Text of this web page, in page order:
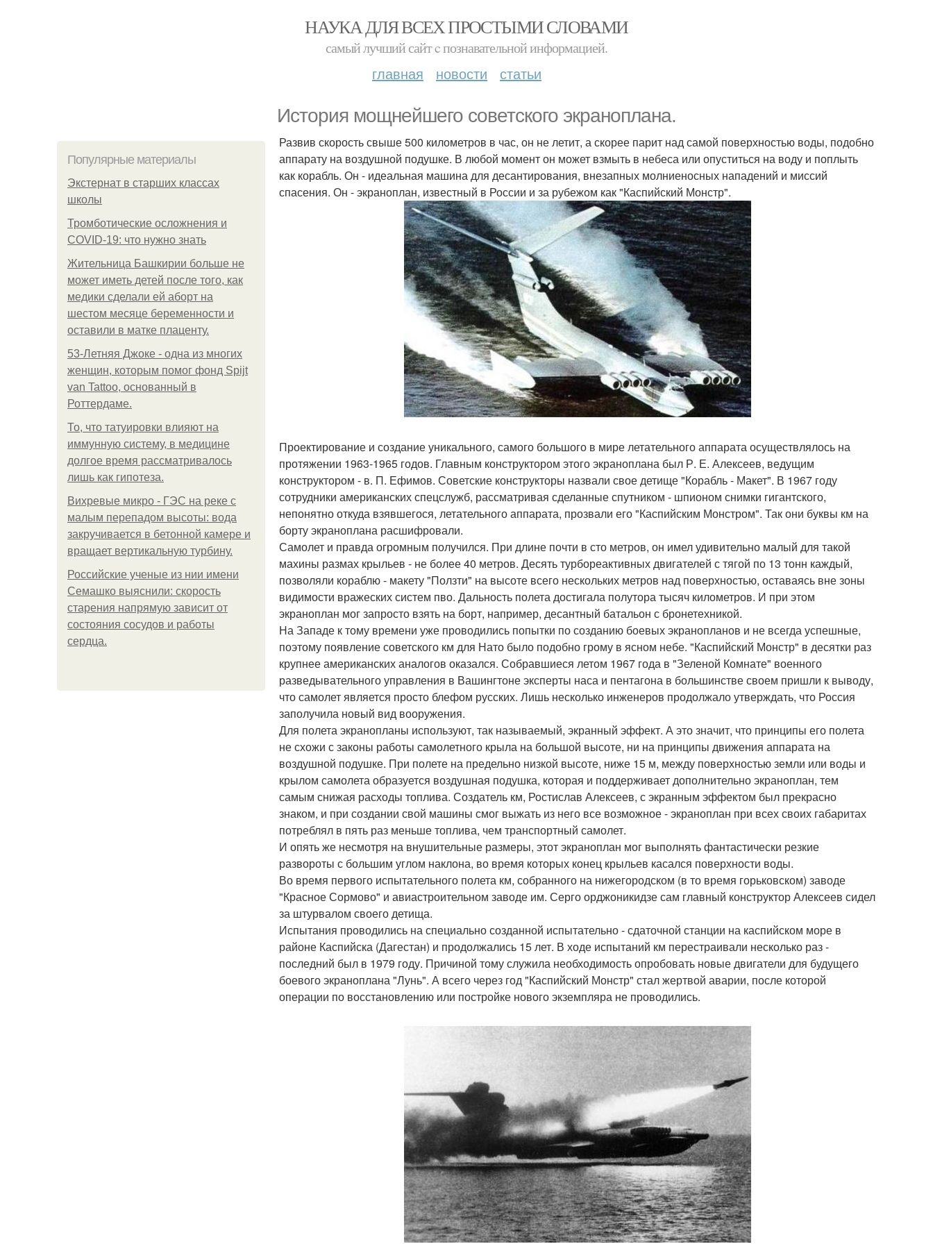
НАУКА ДЛЯ ВСЕХ ПРОСТЫМИ СЛОВАМИ
самый лучший сайт c познавательной информацией.
главная новости статьи
История мощнейшего советского экраноплана.
Популярные материалы
Экстернат в старших классах
школы
Тромботические осложнения и
COVID-19: что нужно знать
Жительница Башкирии больше не
может иметь детей после того, как
медики сделали ей аборт на
шестом месяце беременности и
оставили в матке плаценту.
53-Летняя Джоке - одна из многих
женщин, которым помог фонд Spijt
van Tattoo, основанный в
Роттердаме.
То, что татуировки влияют на
иммунную систему, в медицине
долгое время рассматривалось
лишь как гипотеза.
Вихревые микро - ГЭС на реке с
малым перепадом высоты: вода
закручивается в бетонной камере и
вращает вертикальную турбину.
Российские ученые из нии имени
Семашко выяснили: скорость
старения напрямую зависит от
состояния сосудов и работы
сердца.
Развив скорость свыше 500 километров в час, он не летит, а скорее парит над самой поверхностью воды, подобно
аппарату на воздушной подушке. В любой момент он может взмыть в небеса или опуститься на воду и поплыть
как корабль. Он - идеальная машина для десантирования, внезапных молниеносных нападений и миссий
спасения. Он - экраноплан, известный в России и за рубежом как "Каспийский Монстр".
Проектирование и создание уникального, самого большого в мире летательного аппарата осуществлялось на
протяжении 1963-1965 годов. Главным конструктором этого экраноплана был Р. Е. Алексеев, ведущим
конструктором - в. П. Ефимов. Советские конструкторы назвали свое детище "Корабль - Макет". В 1967 году
сотрудники американских спецслужб, рассматривая сделанные спутником - шпионом снимки гигантского,
непонятно откуда взявшегося, летательного аппарата, прозвали его "Каспийским Монстром". Так они буквы км на
борту экраноплана расшифровали.
Самолет и правда огромным получился. При длине почти в сто метров, он имел удивительно малый для такой
махины размах крыльев - не более 40 метров. Десять турбореактивных двигателей с тягой по 13 тонн каждый,
позволяли кораблю - макету "Ползти" на высоте всего нескольких метров над поверхностью, оставаясь вне зоны
видимости вражеских систем пво. Дальность полета достигала полутора тысяч километров. И при этом
экраноплан мог запросто взять на борт, например, десантный батальон с бронетехникой.
На Западе к тому времени уже проводились попытки по созданию боевых экранопланов и не всегда успешные,
поэтому появление советского км для Нато было подобно грому в ясном небе. "Каспийский Монстр" в десятки раз
крупнее американских аналогов оказался. Собравшиеся летом 1967 года в "Зеленой Комнате" военного
разведывательного управления в Вашингтоне эксперты наса и пентагона в большинстве своем пришли к выводу,
что самолет является просто блефом русских. Лишь несколько инженеров продолжало утверждать, что Россия
заполучила новый вид вооружения.
Для полета экранопланы используют, так называемый, экранный эффект. А это значит, что принципы его полета
не схожи с законы работы самолетного крыла на большой высоте, ни на принципы движения аппарата на
воздушной подушке. При полете на предельно низкой высоте, ниже 15 м, между поверхностью земли или воды и
крылом самолета образуется воздушная подушка, которая и поддерживает дополнительно экраноплан, тем
самым снижая расходы топлива. Создатель км, Ростислав Алексеев, с экранным эффектом был прекрасно
знаком, и при создании свой машины смог выжать из него все возможное - экраноплан при всех своих габаритах
потреблял в пять раз меньше топлива, чем транспортный самолет.
И опять же несмотря на внушительные размеры, этот экраноплан мог выполнять фантастически резкие
развороты с большим углом наклона, во время которых конец крыльев касался поверхности воды.
Во время первого испытательного полета км, собранного на нижегородском (в то время горьковском) заводе
"Красное Сормово" и авиастроительном заводе им. Серго орджоникидзе сам главный конструктор Алексеев сидел
за штурвалом своего детища.
Испытания проводились на специально созданной испытательно - сдаточной станции на каспийском море в
районе Каспийска (Дагестан) и продолжались 15 лет. В ходе испытаний км перестраивали несколько раз -
последний был в 1979 году. Причиной тому служила необходимость опробовать новые двигатели для будущего
боевого экраноплана "Лунь". А всего через год "Каспийский Монстр" стал жертвой аварии, после которой
операции по восстановлению или постройке нового экземпляра не проводились.